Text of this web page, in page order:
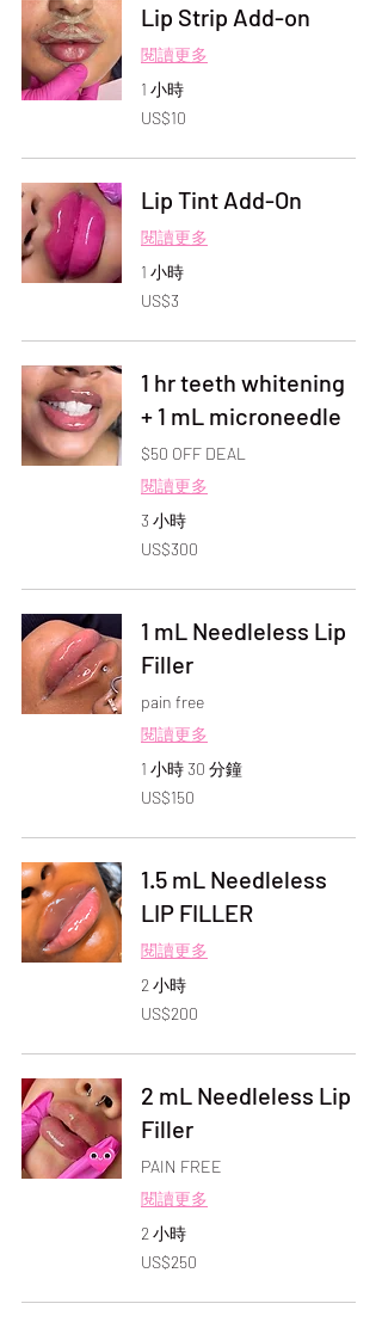
Lip Strip Add-on
閱讀更多
1 小時
10
美
US$10
Lip Tint Add-On
閱讀更多
1 小時
3
美
US$3
1 hr teeth whitening
+ 1 mL microneedle
$50 OFF DEAL
閱讀更多
3 小時
300
美
US$300
1 mL Needleless Lip
Filler
pain free
閱讀更多
1 小時 30 分鐘
150
美
US$150
1.5 mL Needleless
LIP FILLER
閱讀更多
2 小時
200
美
US$200
2 mL Needleless Lip
Filler
PAIN FREE
閱讀更多
2 小時
250
美
US$250